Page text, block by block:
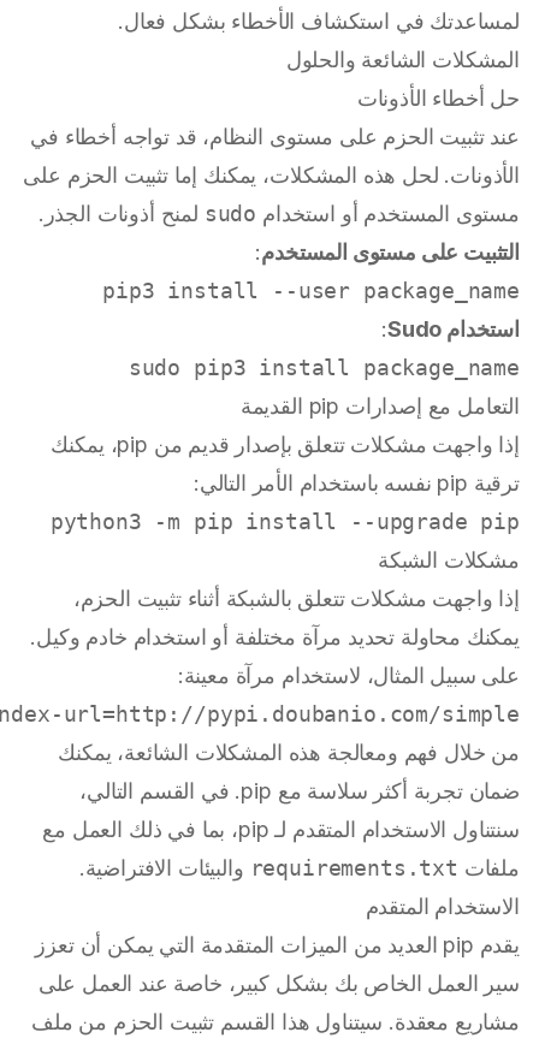
لمساعدتك في استكشاف الأخطاء بشكل فعال.
المشكلات الشائعة والحلول
حل أخطاء الأذونات
عند تثبيت الحزم على مستوى النظام، قد تواجه أخطاء في
الأذونات. لحل هذه المشكلات، يمكنك إما تثبيت الحزم على
مستوى المستخدم أو استخدام sudo لمنح أذونات الجذر.
التثبيت على مستوى المستخدم:
pip3 install --user package_name
استخدام Sudo
:
sudo pip3 install package_name
التعامل مع إصدارات pip القديمة
إذا واجهت مشكلات تتعلق بإصدار قديم من pip، يمكنك
ترقية pip نفسه باستخدام الأمر التالي:
python3 -m pip install --upgrade pip
مشكلات الشبكة
إذا واجهت مشكلات تتعلق بالشبكة أثناء تثبيت الحزم،
يمكنك محاولة تحديد مرآة مختلفة أو استخدام خادم وكيل.
على سبيل المثال، لاستخدام مرآة معينة:
url=http://pypi.doubanio.com/simple
من خلال فهم ومعالجة هذه المشكلات الشائعة، يمكنك
ضمان تجربة أكثر سلاسة مع pip. في القسم التالي،
سنتناول الاستخدام المتقدم لـ pip، بما في ذلك العمل مع
ملفات requirements.txt والبيئات الافتراضية.
الاستخدام المتقدم
يقدم pip العديد من الميزات المتقدمة التي يمكن أن تعزز
سير العمل الخاص بك بشكل كبير، خاصة عند العمل على
مشاريع معقدة. سيتناول هذا القسم تثبيت الحزم من ملف